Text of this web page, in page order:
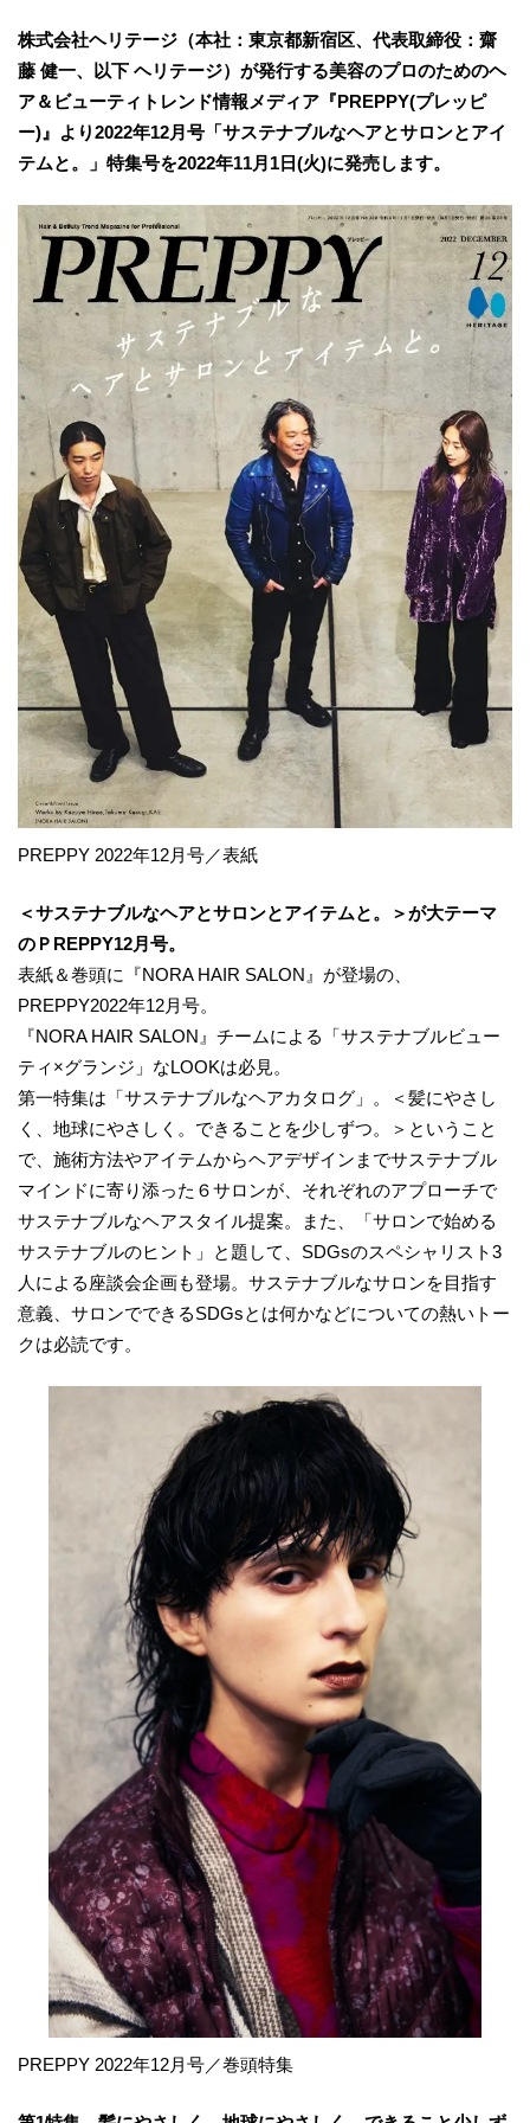
株式会社ヘリテージ（本社：東京都新宿区、代表取締役：齋
藤 健一、以下 ヘリテージ）が発行する美容のプロのためのヘ
ア＆ビューティトレンド情報メディア『PREPPY(プレッピ
ー)』より2022年12月号「サステナブルなヘアとサロンとアイ
テムと。」特集号を2022年11月1日(火)に発売します。
PREPPY 2022年12月号／表紙
＜サステナブルなヘアとサロンとアイテムと。＞が大テーマ
のＰREPPY12月号。
表紙＆巻頭に『NORA HAIR SALON』が登場の、
PREPPY2022年12月号。
『NORA HAIR SALON』チームによる「サステナブルビュー
ティ×グランジ」なLOOKは必見。
第一特集は「サステナブルなヘアカタログ」。＜髪にやさし
く、地球にやさしく。できることを少しずつ。＞ということ
で、施術方法やアイテムからヘアデザインまでサステナブル
マインドに寄り添った６サロンが、それぞれのアプローチで
サステナブルなヘアスタイル提案。また、「サロンで始める
サステナブルのヒント」と題して、SDGsのスペシャリスト3
人による座談会企画も登場。サステナブルなサロンを目指す
意義、サロンでできるSDGsとは何かなどについての熱いトー
クは必読です。
PREPPY 2022年12月号／巻頭特集